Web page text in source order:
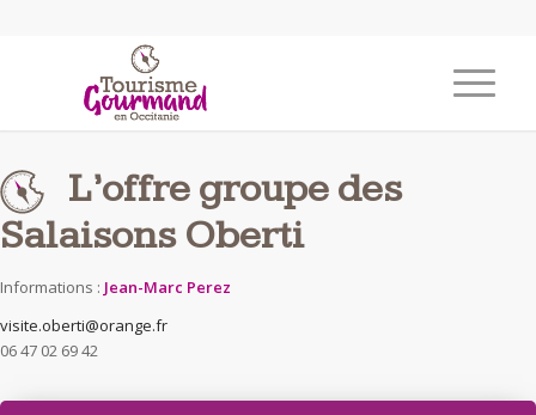
L’offre groupe des
Salaisons Oberti
Informations : Jean-Marc Perez
visite.oberti@orange.fr
06 47 02 69 42